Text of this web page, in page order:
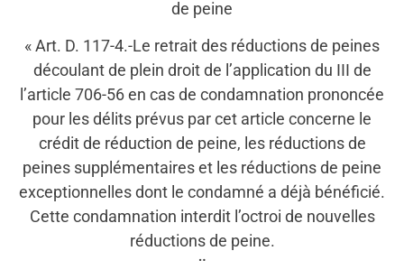
de peine
« Art. D. 117-4.-Le retrait des réductions de peines
découlant de plein droit de l’application du III de
l’article 706-56 en cas de condamnation prononcée
pour les délits prévus par cet article concerne le
crédit de réduction de peine, les réductions de
peines supplémentaires et les réductions de peine
exceptionnelles dont le condamné a déjà bénéficié.
Cette condamnation interdit l’octroi de nouvelles
réductions de peine.
¨